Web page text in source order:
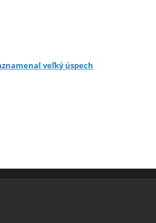
veľký úspech